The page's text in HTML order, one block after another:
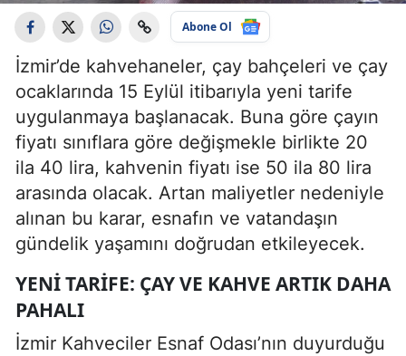
Abone Ol
İzmir’de kahvehaneler, çay bahçeleri ve çay
ocaklarında 15 Eylül itibarıyla yeni tarife
uygulanmaya başlanacak. Buna göre çayın
fiyatı sınıflara göre değişmekle birlikte 20
ila 40 lira, kahvenin fiyatı ise 50 ila 80 lira
arasında olacak. Artan maliyetler nedeniyle
alınan bu karar, esnafın ve vatandaşın
gündelik yaşamını doğrudan etkileyecek.
YENI TARIFE: ÇAY VE KAHVE ARTIK DAHA
PAHALI
İzmir Kahveciler Esnaf Odası’nın duyurduğu